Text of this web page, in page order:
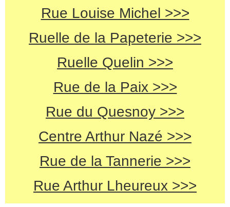
Rue Louise Michel >>>
Ruelle de la Papeterie >>>
Ruelle Quelin >>>
Rue de la Paix >>>
Rue du Quesnoy >>>
Centre Arthur Nazé >>>
Rue de la Tannerie >>>
Rue Arthur Lheureux >>>